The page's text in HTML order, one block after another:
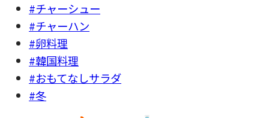
#チャーシュー
#チャーハン
#卵料理
#韓国料理
#おもてなしサラダ
#冬